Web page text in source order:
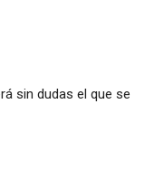
sin dudas el que se